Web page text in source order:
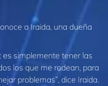
a Iraida, una dueña
es simplemente tener las
los que me rodean, para
problemas”, dice Iraida.